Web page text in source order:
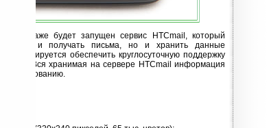
в продаже будет запущен сервис HTCmail, который
и получать письма, но и хранить данные
Планируется обеспечить круглосуточную поддержку
Вся хранимая на сервере HTCmail информация
и шифрованию.